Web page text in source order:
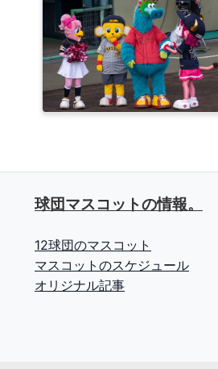
球団マスコットの情報。
12球団のマスコット
マスコットのスケジュール
オリジナル記事